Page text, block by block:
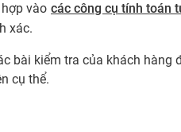
vào các công cụ tính toán
xác.
bài kiểm tra của khách hàng
cụ thể.